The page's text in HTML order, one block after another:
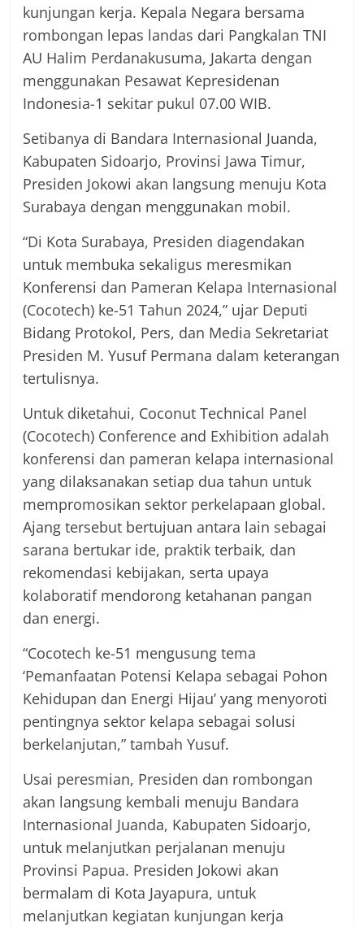
kunjungan kerja. Kepala Negara bersama
rombongan lepas landas dari Pangkalan TNI
AU Halim Perdanakusuma, Jakarta dengan
menggunakan Pesawat Kepresidenan
Indonesia-1 sekitar pukul 07.00 WIB.
Setibanya di Bandara Internasional Juanda,
Kabupaten Sidoarjo, Provinsi Jawa Timur,
Presiden Jokowi akan langsung menuju Kota
Surabaya dengan menggunakan mobil.
“Di Kota Surabaya, Presiden diagendakan
untuk membuka sekaligus meresmikan
Konferensi dan Pameran Kelapa Internasional
(Cocotech) ke-51 Tahun 2024,” ujar Deputi
Bidang Protokol, Pers, dan Media Sekretariat
Presiden M. Yusuf Permana dalam keterangan
tertulisnya.
Untuk diketahui, Coconut Technical Panel
(Cocotech) Conference and Exhibition adalah
konferensi dan pameran kelapa internasional
yang dilaksanakan setiap dua tahun untuk
mempromosikan sektor perkelapaan global.
Ajang tersebut bertujuan antara lain sebagai
sarana bertukar ide, praktik terbaik, dan
rekomendasi kebijakan, serta upaya
kolaboratif mendorong ketahanan pangan
dan energi.
“Cocotech ke-51 mengusung tema
‘Pemanfaatan Potensi Kelapa sebagai Pohon
Kehidupan dan Energi Hijau’ yang menyoroti
pentingnya sektor kelapa sebagai solusi
berkelanjutan,” tambah Yusuf.
Usai peresmian, Presiden dan rombongan
akan langsung kembali menuju Bandara
Internasional Juanda, Kabupaten Sidoarjo,
untuk melanjutkan perjalanan menuju
Provinsi Papua. Presiden Jokowi akan
bermalam di Kota Jayapura, untuk
melanjutkan kegiatan kunjungan kerja